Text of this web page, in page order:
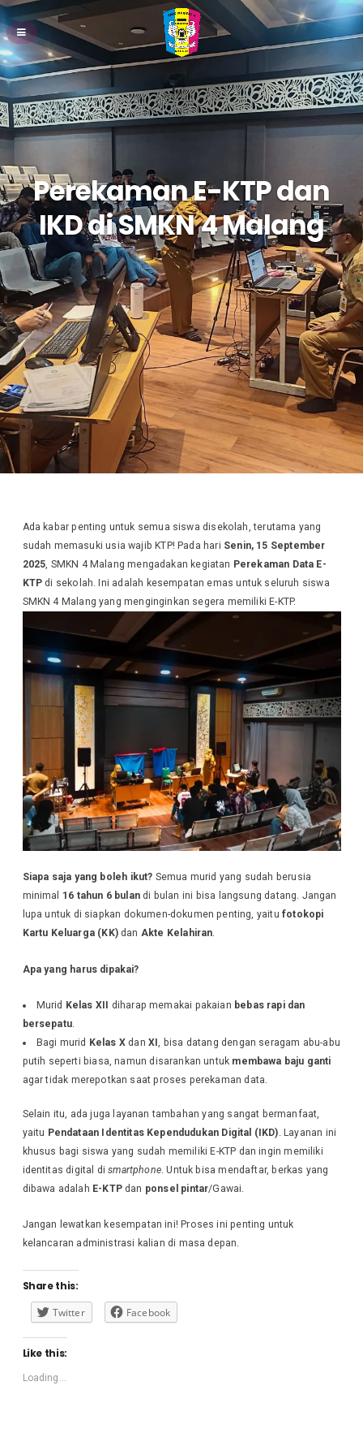
Perekaman E-KTP dan
IKD di SMKN 4 Malang
Ada kabar penting untuk semua siswa disekolah, terutama yang
sudah memasuki usia wajib KTP! Pada hari Senin, 15 September
2025, SMKN 4 Malang mengadakan kegiatan Perekaman Data E-
KTP di sekolah. Ini adalah kesempatan emas untuk seluruh siswa
SMKN 4 Malang yang menginginkan segera memiliki E-KTP.
Siapa saja yang boleh ikut? Semua murid yang sudah berusia
minimal 16 tahun 6 bulandi bulan ini bisa langsung datang. Jangan
lupa untuk di siapkan dokumen-dokumen penting, yaitufotokopi
Kartu Keluarga (KK)dan Akte Kelahiran.
Apa yang harus dipakai?
Murid Kelas XII diharap memakai pakaian bebas rapi dan
bersepatu.
Bagi murid Kelas X danXI, bisa datang dengan seragam abu-abu
putih seperti biasa, namun disarankan untuk membawa baju ganti
agar tidak merepotkan saat proses perekaman data.
Selain itu, ada juga layanan tambahan yang sangat bermanfaat,
yaitu Pendataan Identitas Kependudukan Digital (IKD) . Layanan ini
khusus bagi siswa yang sudah memiliki E-KTP dan ingin memiliki
identitas digital dismartphone. Untuk bisa mendaftar, berkas yang
dibawa adalah E-KTPdan ponsel pintar/Gawai.
Jangan lewatkan kesempatan ini! Proses ini penting untuk
kelancaran administrasi kalian di masa depan.
Share this:
Twitter
Facebook
Like this:
Loading...